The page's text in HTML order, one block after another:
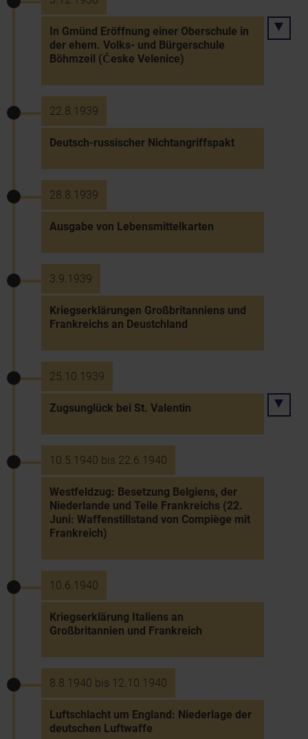
In Gmünd Eröffnung einer Oberschule in
der ehem. Volks- und Bürgerschule
Böhmzeil (Česke Velenice)
22.8.1939
Deutsch-russischer Nichtangriffspakt
28.8.1939
Ausgabe von Lebensmittelkarten
3.9.1939
Kriegserklärungen Großbritanniens und
Frankreichs an Deustchland
25.10.1939
Zugsunglück bei St. Valentin
10.5.1940 bis 22.6.1940
Westfeldzug: Besetzung Belgiens, der
Niederlande und Teile Frankreichs (22.
Juni: Waffenstillstand von Compiège mit
Frankreich)
10.6.1940
Kriegserklärung Italiens an
Großbritannien und Frankreich
8.8.1940 bis 12.10.1940
Luftschlacht um England: Niederlage der
deutschen Luftwaffe